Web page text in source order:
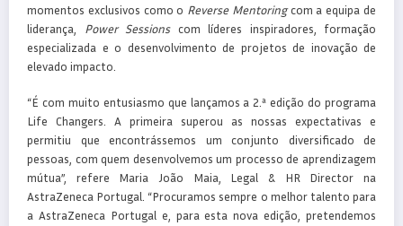
momentos exclusivos como o Reverse Mentoringcom a equipa de
liderança, Power Sessionscom líderes inspiradores, formação
especializada e o desenvolvimento de projetos de inovação de
elevado impacto.
“É com muito entusiasmo que lançamos a 2.ª edição do programa
Life Changers. A primeira superou as nossas expectativas e
permitiu que encontrássemos um conjunto diversificado de
pessoas, com quem desenvolvemos um processo de aprendizagem
mútua”, refere Maria João Maia, Legal & HR Director na
AstraZeneca Portugal. “Procuramos sempre o melhor talento para
a AstraZeneca Portugal e, para esta nova edição, pretendemos